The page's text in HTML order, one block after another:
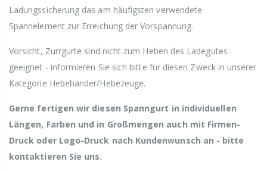
Ladungssicherung das am häufigsten verwendete
Spannelement zur Erreichung der Vorspannung.
Vorsicht, Zurrgurte sind nicht zum Heben des Ladegutes
geeignet - informieren Sie sich bitte für diesen Zweck in unserer
Kategorie Hebebänder/Hebezeuge.
Gerne fertigen wir diesen Spanngurt in individuellen
Längen, Farben und in Großmengen auch mit Firmen-
Druck oder Logo-Druck nach Kundenwunsch an - bitte
kontaktieren Sie uns.